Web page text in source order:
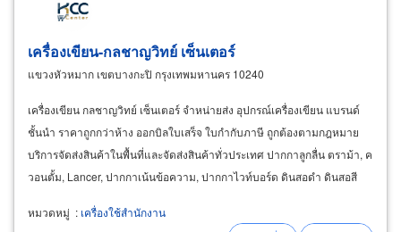
เครื่องเขียน-กลชาญวิทย์ เซ็นเตอร์
แขวงหัวหมาก เขตบางกะปิ กรุงเทพมหานคร 10240
เครื่องเขียน กลชาญวิทย์ เซ็นเตอร์ จำหน่ายส่ง อุปกรณ์เครื่องเขียน แบรนด์
ชั้นนำ ราคาถูกกว่าห้าง ออกบิลใบเสร็จ ใบกำกับภาษี ถูกต้องตามกฎหมาย
บริการจัดส่งสินค้าในพื้นที่และจัดส่งสินค้าทั่วประเทศ ปากกาลูกลื่น ตราม้า, ค
วอนตั้ม, Lancer, ปากกาเน้นข้อความ, ปากกาไวท์บอร์ด ดินสอดำ ดินสอสี
หมวดหมู่ : เครื่องใช้สำนักงาน